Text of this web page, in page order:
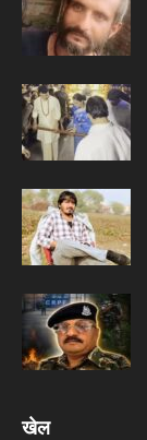
खेल